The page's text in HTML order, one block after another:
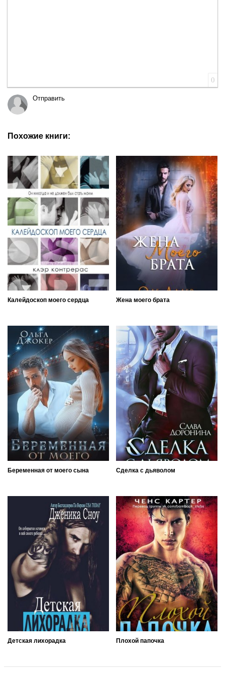
0
Отправить
Похожие книги:
Калейдоскоп моего сердца Жена моего брата
Беременная от моего сына Сделка с дьяволом
Детская лихорадка Плохой папочка